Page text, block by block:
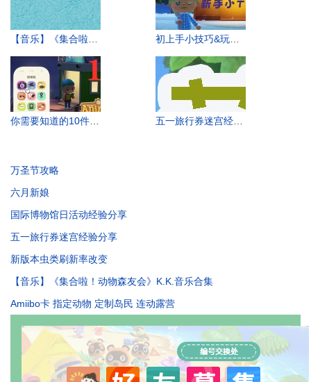
万圣节攻略
六月新娘
国际博物馆日活动经验分享
五一旅行券迷宫经验分享
新版本虫类刷新率改变
【音乐】《集合啦！动物森友会》K.K.音乐合集
Amiibo卡 指定动物 定制岛民 连动露营